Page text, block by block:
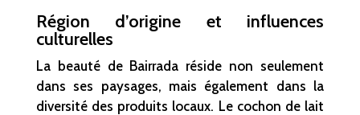
Région d’origine et influences
culturelles
La beauté de Bairrada réside non seulement
dans ses paysages, mais également dans la
diversité des produits locaux. Le cochon de lait